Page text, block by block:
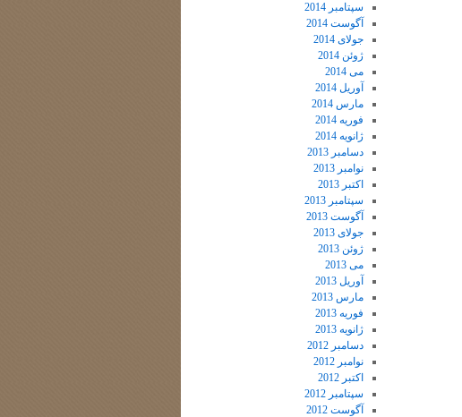
سپتامبر 2014
آگوست 2014
جولای 2014
ژوئن 2014
می 2014
آوریل 2014
مارس 2014
فوریه 2014
ژانویه 2014
دسامبر 2013
نوامبر 2013
اکتبر 2013
سپتامبر 2013
آگوست 2013
جولای 2013
ژوئن 2013
می 2013
آوریل 2013
مارس 2013
فوریه 2013
ژانویه 2013
دسامبر 2012
نوامبر 2012
اکتبر 2012
سپتامبر 2012
آگوست 2012